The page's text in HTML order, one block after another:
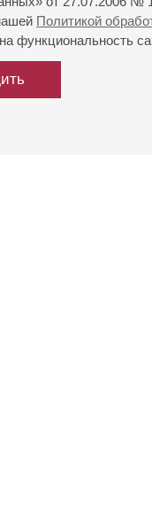
Политикой
функциональность